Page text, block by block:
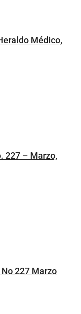
Médico,
227 – Marzo,
227 Marzo